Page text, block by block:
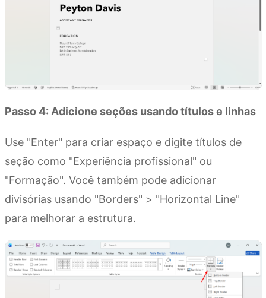
Passo 4: Adicione seções usando títulos e linhas
Use "Enter" para criar espaço e digite títulos de
seção como "Experiência profissional" ou
"Formação". Você também pode adicionar
divisórias usando "Borders" > "Horizontal Line"
para melhorar a estrutura.